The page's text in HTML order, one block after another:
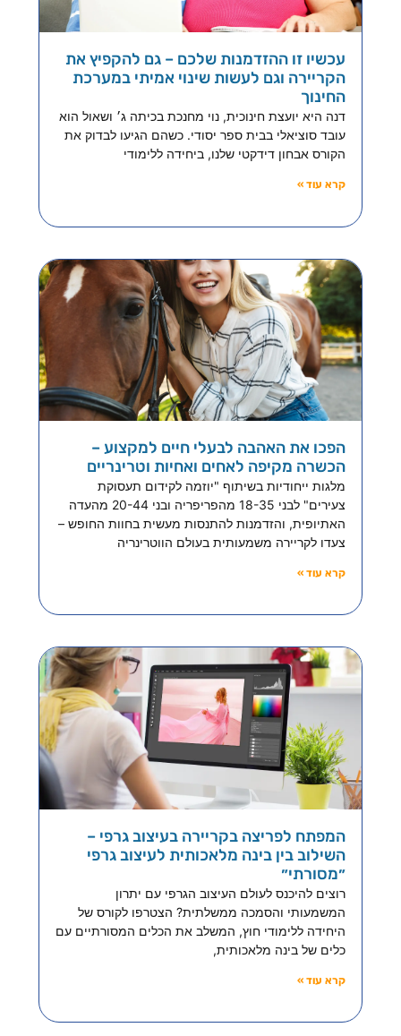
עכשיו זו ההזדמנות שלכם – גם להקפיץ את
הקריירה וגם לעשות שינוי אמיתי במערכת
החינוך
דנה היא יועצת חינוכית, נוי מחנכת בכיתה ג׳ ושאול הוא
עובד סוציאלי בבית ספר יסודי. כשהם הגיעו לבדוק את
הקורס אבחון דידקטי שלנו, ביחידה ללימודי
קרא עוד »
הפכו את האהבה לבעלי חיים למקצוע –
הכשרה מקיפה לאחים ואחיות וטרינריים
מלגות ייחודיות בשיתוף "יוזמה לקידום תעסוקת
צעירים" לבני 18-35 מהפריפריה ובני 20-44 מהעדה
האתיופית, והזדמנות להתנסות מעשית בחוות החופש –
צעדו לקריירה משמעותית בעולם הווטרינריה
קרא עוד »
המפתח לפריצה בקריירה בעיצוב גרפי –
השילוב בין בינה מלאכותית לעיצוב גרפי
״מסורתי״
רוצים להיכנס לעולם העיצוב הגרפי עם יתרון
המשמעותי והסמכה ממשלתית? הצטרפו לקורס של
היחידה ללימודי חוץ, המשלב את הכלים המסורתיים עם
כלים של בינה מלאכותית,
קרא עוד »